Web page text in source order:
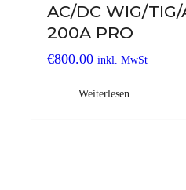
AC/DC WIG/
200A PRO
€800.00 inkl. MwSt
Weiterlesen